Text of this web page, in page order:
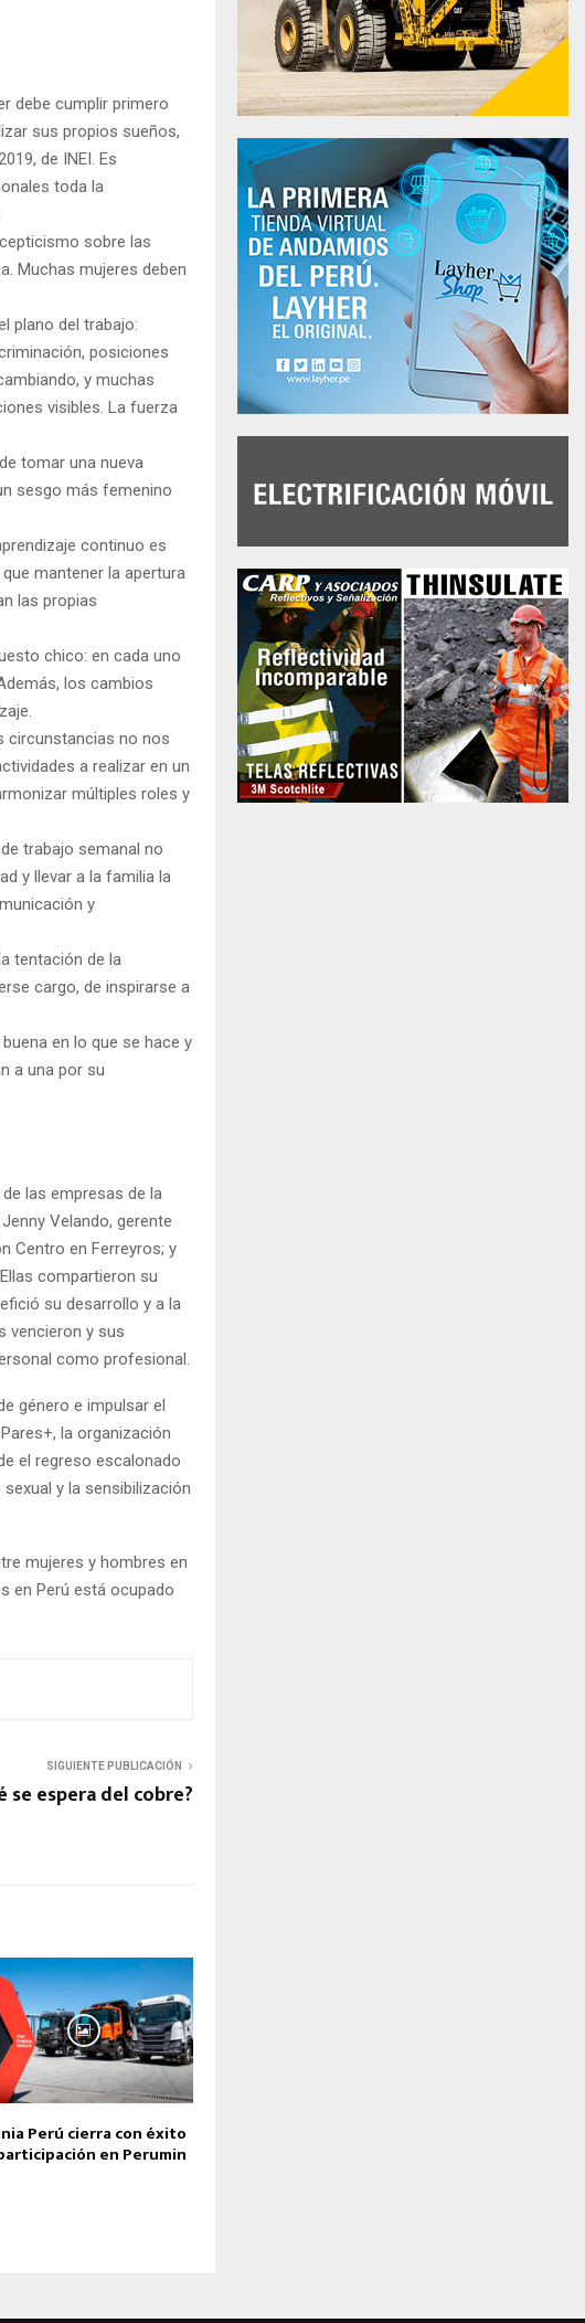
debe cumplir primero
sus propios sueños,
de INEI. Es
toda la
sobre las
Muchas mujeres deben
plano del trabajo:
posiciones
y muchas
visibles. La fuerza
tomar una nueva
sesgo más femenino
continuo es
mantener la apertura
las propias
chico: en cada uno
los cambios
circunstancias no nos
a realizar en un
múltiples roles y
trabajo semanal no
y llevar a la familia la
y
tentación de la
cargo, de inspirarse a
en lo que se hace y
a una por su
las empresas de la
Velando, gerente
Centro en Ferreyros; y
compartieron su
su desarrollo y a la
vencieron y sus
como profesional.
género e impulsar el
la organización
el regreso escalonado
y la sensibilización
mujeres y hombres en
en Perú está ocupado
SIGUIENTE PUBLICACIÓN
se espera del cobre?
Perú cierra con éxito
en Perumin